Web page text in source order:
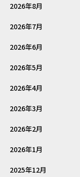
2026年8月
2026年7月
2026年6月
2026年5月
2026年4月
2026年3月
2026年2月
2026年1月
2025年12月